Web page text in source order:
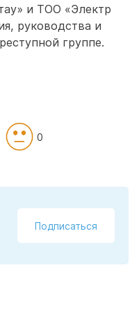
и ТОО «Электр
руководства и
группе.
0
Подписаться